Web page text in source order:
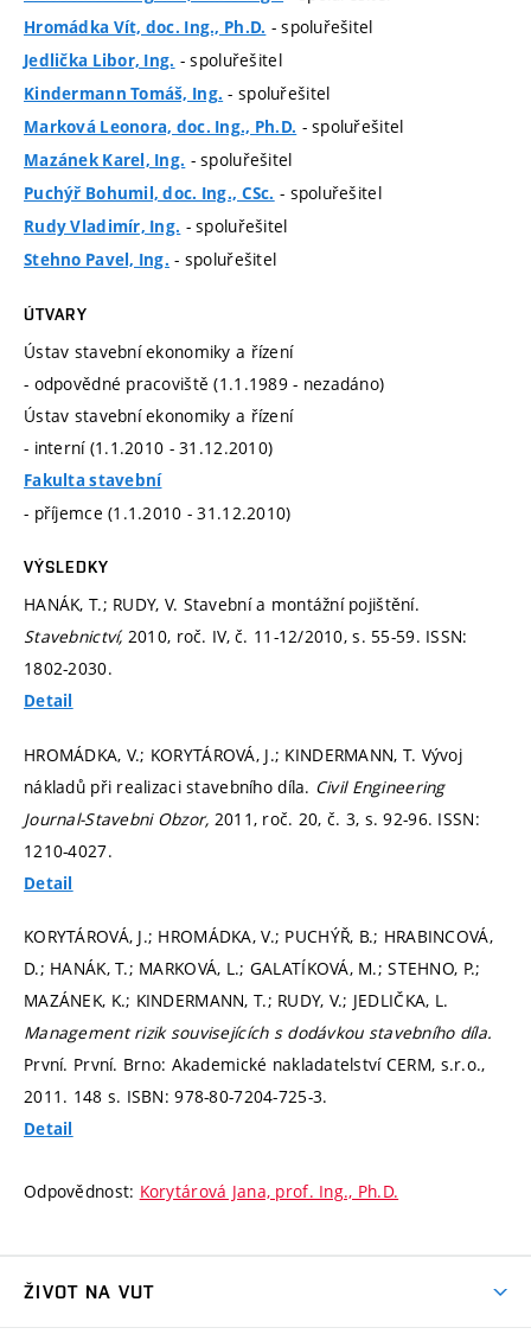
Hromádka Vít, doc. Ing., Ph.D. - spoluřešitel
Jedlička Libor, Ing. - spoluřešitel
Kindermann Tomáš, Ing. - spoluřešitel
Marková Leonora, doc. Ing., Ph.D. - spoluřešitel
Mazánek Karel, Ing. - spoluřešitel
Puchýř Bohumil, doc. Ing., CSc. - spoluřešitel
Rudy Vladimír, Ing. - spoluřešitel
Stehno Pavel, Ing. - spoluřešitel
ÚTVARY
Ústav stavební ekonomiky a řízení
- odpovědné pracoviště (1.1.1989 - nezadáno)
Ústav stavební ekonomiky a řízení
- interní (1.1.2010 - 31.12.2010)
Fakulta stavební
- příjemce (1.1.2010 - 31.12.2010)
VÝSLEDKY
HANÁK, T.; RUDY, V. Stavební a montážní pojištění.
Stavebnictví, 2010, roč. IV, č. 11-12/2010,s. 55-59. ISSN:
1802-2030.
Detail
HROMÁDKA, V.; KORYTÁROVÁ, J.; KINDERMANN, T. Vývoj
nákladů při realizaci stavebního díla. Civil Engineering
Journal-Stavebni Obzor, 2011, roč. 20, č. 3, s. 92-96. ISSN:
1210-4027.
Detail
KORYTÁROVÁ, J.; HROMÁDKA, V.; PUCHÝŘ, B.; HRABINCOVÁ,
D.; HANÁK, T.; MARKOVÁ, L.; GALATÍKOVÁ, M.; STEHNO, P.;
MAZÁNEK, K.; KINDERMANN, T.; RUDY, V.; JEDLIČKA, L.
Management rizik souvisejících s dodávkou stavebního díla.
První. První. Brno: Akademické nakladatelství CERM, s.r.o.,
2011. 148 s. ISBN: 978-80-7204-725-3.
Detail
Odpovědnost: Korytárová Jana, prof. Ing., Ph.D.
ŽIVOT NA VUT